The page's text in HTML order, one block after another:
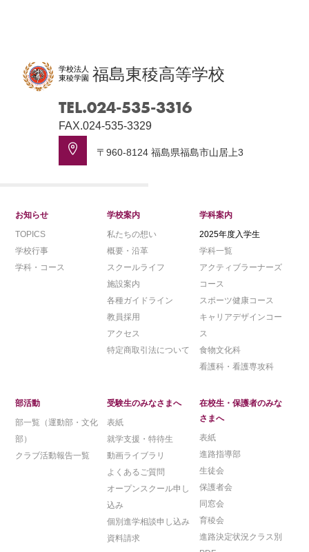
学校法人
東稜学園
福島東稜高等学校
TEL.024-535-3316
FAX.024-535-3329
〒960-8124 福島県福島市山居上3
お知らせ
TOPICS
学校行事
学科・コース
学校案内
私たちの想い
概要・沿革
スクールライフ
施設案内
各種ガイドライン
教員採用
アクセス
特定商取引法について
学科案内
2025年度入学生
学科一覧
アクティブラーナーズ
コース
スポーツ健康コース
キャリアデザインコー
ス
食物文化科
看護科・看護専攻科
部活動
部一覧（運動部・文化
部）
クラブ活動報告一覧
受験生のみなさまへ
表紙
就学支援・特待生
動画ライブラリ
よくあるご質問
オープンスクール申し
込み
個別進学相談申し込み
資料請求
在校生・保護者のみな
さまへ
表紙
進路指導部
生徒会
保護者会
同窓会
育稜会
進路決定状況クラス別